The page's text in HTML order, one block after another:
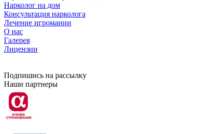
Нарколог на дом
Консультация нарколога
Лечение игромании
О нас
Галерея
Лицензии
Подпишись на рассылку
Наши партнеры